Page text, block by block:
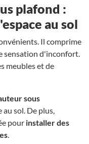
plafond :
au sol
Il comprime
sensation d'inconfort.
meubles et de
sous
sol. De plus,
pour installer des